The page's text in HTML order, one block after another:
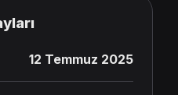
12 Temmuz 2025